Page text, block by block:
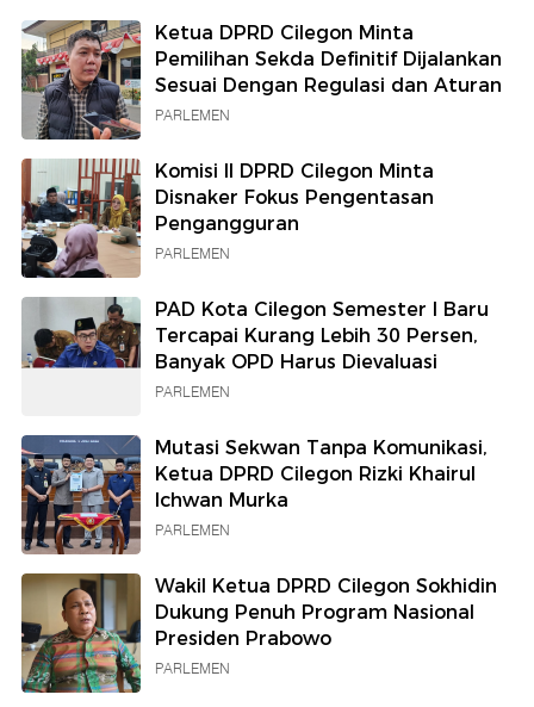
Ketua DPRD Cilegon Minta
Pemilihan Sekda Definitif Dijalankan
Sesuai Dengan Regulasi dan Aturan
PARLEMEN
Komisi II DPRD Cilegon Minta
Disnaker Fokus Pengentasan
Pengangguran
PARLEMEN
PAD Kota Cilegon Semester I Baru
Tercapai Kurang Lebih 30 Persen,
Banyak OPD Harus Dievaluasi
PARLEMEN
Mutasi Sekwan Tanpa Komunikasi,
Ketua DPRD Cilegon Rizki Khairul
Ichwan Murka
PARLEMEN
Wakil Ketua DPRD Cilegon Sokhidin
Dukung Penuh Program Nasional
Presiden Prabowo
PARLEMEN